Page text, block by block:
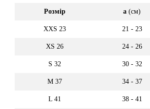
Розмір a (см)
XXS 23 21 - 23
XS 26 24 - 26
S 32 30 - 32
M 37 34 - 37
L 41 38 - 41